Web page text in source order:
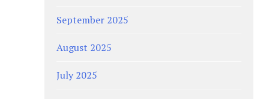
September 2025
August 2025
July 2025